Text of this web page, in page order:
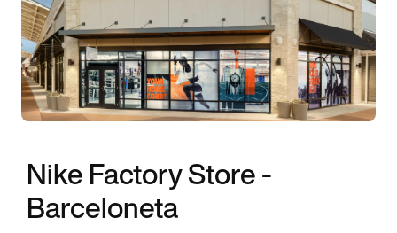
Nike Factory Store -
Barceloneta